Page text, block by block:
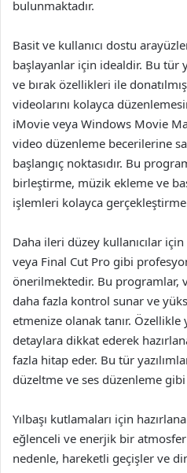
bulunmaktadır.
Basit ve kullanıcı dostu
başlayanlar için idealdir. Bu tür
ve bırak özellikleri ile
videolarını kolayca
iMovie veya Windows Movie
video düzenleme becerilerine
başlangıç noktasıdır. Bu
birleştirme, müzik ekleme ve
işlemleri kolayca
Daha ileri düzey kullanıcılar
veya Final Cut Pro gibi
önerilmektedir. Bu programlar,
daha fazla kontrol sunar ve
etmenize olanak tanır. Özellikle
detaylara dikkat ederek
fazla hitap eder. Bu tür
düzeltme ve ses düzenleme
Yılbaşı kutlamaları için
eğlenceli ve enerjik bir
nedenle, hareketli geçişler ve